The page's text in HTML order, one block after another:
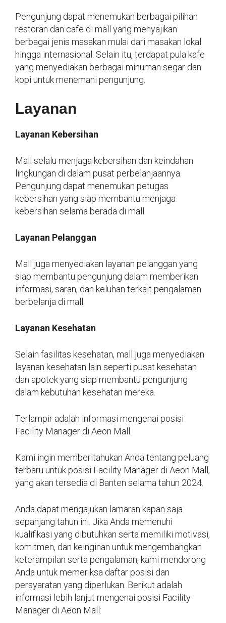
Pengunjung dapat menemukan berbagai pilihan
restoran dan cafe di mall yang menyajikan
berbagai jenis masakan mulai dari masakan lokal
hingga internasional. Selain itu, terdapat pula kafe
yang menyediakan berbagai minuman segar dan
kopi untuk menemani pengunjung.
Layanan
Layanan Kebersihan
Mall selalu menjaga kebersihan dan keindahan
lingkungan di dalam pusat perbelanjaannya.
Pengunjung dapat menemukan petugas
kebersihan yang siap membantu menjaga
kebersihan selama berada di mall.
Layanan Pelanggan
Mall juga menyediakan layanan pelanggan yang
siap membantu pengunjung dalam memberikan
informasi, saran, dan keluhan terkait pengalaman
berbelanja di mall.
Layanan Kesehatan
Selain fasilitas kesehatan, mall juga menyediakan
layanan kesehatan lain seperti pusat kesehatan
dan apotek yang siap membantu pengunjung
dalam kebutuhan kesehatan mereka.
Terlampir adalah informasi mengenai posisi
Facility Manager di Aeon Mall.
Kami ingin memberitahukan Anda tentang peluang
terbaru untuk posisi Facility Manager di Aeon Mall,
yang akan tersedia di Banten selama tahun 2024.
Anda dapat mengajukan lamaran kapan saja
sepanjang tahun ini. Jika Anda memenuhi
kualifikasi yang dibutuhkan serta memiliki motivasi,
komitmen, dan keinginan untuk mengembangkan
keterampilan serta pengalaman, kami mendorong
Anda untuk memeriksa daftar posisi dan
persyaratan yang diperlukan. Berikut adalah
informasi lebih lanjut mengenai posisi Facility
Manager di Aeon Mall: